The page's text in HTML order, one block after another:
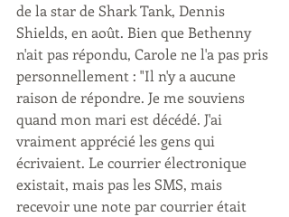
de la star de Shark Tank, Dennis
Shields, en août. Bien que Bethenny
n'ait pas répondu, Carole ne l'a pas pris
personnellement : "Il n'y a aucune
raison de répondre. Je me souviens
quand mon mari est décédé. J'ai
vraiment apprécié les gens qui
écrivaient. Le courrier électronique
existait, mais pas les SMS, mais
recevoir une note par courrier était